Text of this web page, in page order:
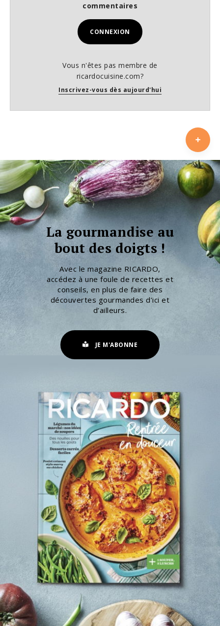
commentaires
CONNEXION
Vous n'êtes pas membre de
ricardocuisine.com?
Inscrivez-vous dès aujourd'hui
La gourmandise au
bout des doigts !
Avec le magazine RICARDO,
accédez à une foule de recettes et
conseils, en plus de faire des
découvertes gourmandes d’ici et
d’ailleurs.
JE M'ABONNE